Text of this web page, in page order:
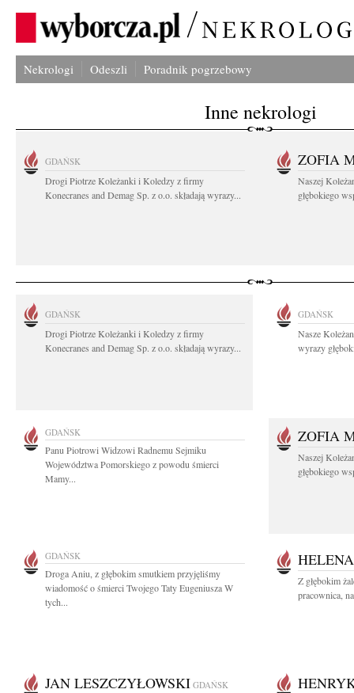
Nekrologi Odeszli Poradnik pogrzebowy
Inne nekrologi
GDAŃSK
Drogi Piotrze Koleżanki i Koledzy z firmy
Konecranes and Demag Sp. z o.o. składają wyrazy...
ZOFIA
Naszej
głębokiego
GDAŃSK
Drogi Piotrze Koleżanki i Koledzy z firmy
Konecranes and Demag Sp. z o.o. składają wyrazy...
GDAŃSK
Nasze
wyrazy
GDAŃSK
Panu Piotrowi Widzowi Radnemu Sejmiku
Województwa Pomorskiego z powodu śmierci
Mamy...
ZOFIA
Naszej
głębokiego
GDAŃSK
Droga Aniu, z głębokim smutkiem przyjęliśmy
wiadomość o śmierci Twojego Taty Eugeniusza W
tych...
Z głębokim
pracownica,
JAN LESZCZYŁOWSKI GDAŃSK